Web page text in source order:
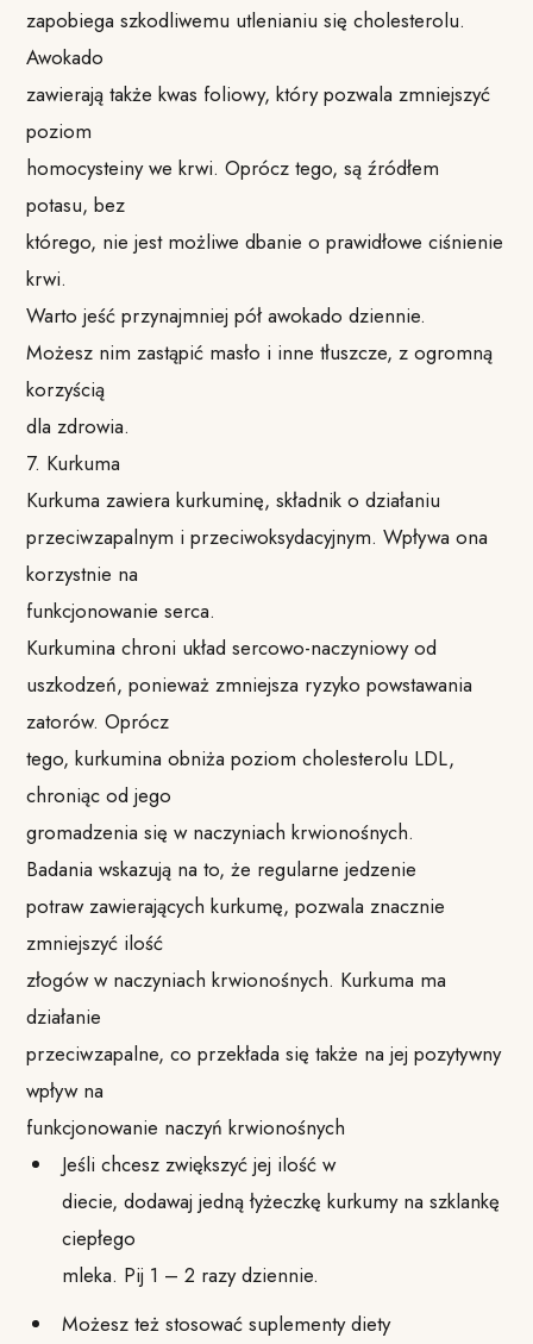
zapobiega szkodliwemu utlenianiu się cholesterolu.
Awokado
zawierają także kwas foliowy, który pozwala zmniejszyć
poziom
homocysteiny we krwi. Oprócz tego, są źródłem
potasu, bez
którego, nie jest możliwe dbanie o prawidłowe ciśnienie
krwi.
Warto jeść przynajmniej pół awokado dziennie.
Możesz nim zastąpić masło i inne tłuszcze, z ogromną
korzyścią
dla zdrowia.
7. Kurkuma
Kurkuma zawiera kurkuminę, składnik o działaniu
przeciwzapalnym i przeciwoksydacyjnym. Wpływa ona
korzystnie na
funkcjonowanie serca.
Kurkumina chroni układ sercowo-naczyniowy od
uszkodzeń, ponieważ zmniejsza ryzyko powstawania
zatorów. Oprócz
tego, kurkumina obniża poziom cholesterolu LDL,
chroniąc od jego
gromadzenia się w naczyniach krwionośnych.
Badania wskazują na to, że regularne jedzenie
potraw zawierających kurkumę, pozwala znacznie
zmniejszyć ilość
złogów w naczyniach krwionośnych. Kurkuma ma
działanie
przeciwzapalne, co przekłada się także na jej pozytywny
wpływ na
funkcjonowanie naczyń krwionośnych
Jeśli chcesz zwiększyć jej ilość w
diecie, dodawaj jedną łyżeczkę kurkumy na szklankę
ciepłego
mleka. Pij 1 – 2 razy dziennie.
Możesz też stosować suplementy diety